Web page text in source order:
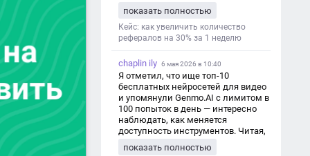
обсуждаем их проект:
https://aseotop.com/kakuyu-rol-igraet-
seo-v-czifrovom-marketinge/
показать полностью
Кейс: как увеличить количество
рефералов на 30% за 1 неделю
chaplin ily 6 мая 2026 в 10:40
Я отметил, что ище топ-10
бесплатных нейросетей для видео
и упомянули Genmo.AI с лимитом в
100 попыток в день — интересно
наблюдать, как меняется
доступность инструментов. Читая,
с короткими клипами в телеграм-
показать полностью